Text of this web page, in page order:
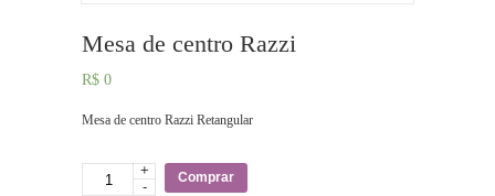
Mesa de centro Razzi
R$ 0
Mesa de centro Razzi Retangular
Quantidade+
-
Comprar